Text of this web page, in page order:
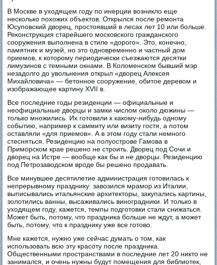
В Москве в уходящем году по инерции возникло еще
несколько похожих объектов. Открылся после ремонта
Юсуповский дворец, простоявший в лесах лет 10 или больше.
Реконструкция старейшего московского гражданского
сооружения выполнена в стиле «дорого». Это, конечно,
памятник и музей, но это одновременно и частный дом
приемов, к которому периодически съезжаются десятки
лимузинов с темными окнами. В Коломенском бывший мэр
незадолго до увольнения открыл «дворец Алексея
Михайловича» — бетонное сооружение, обитое деревом и
изображающее картину XVII в.
Все последние годы резиденции — официальные и
неофициальные дворцы и замки числом около дюжины —
только множились. Их готовили к какому-нибудь одному
событию, например к саммиту или визиту гостя, а потом
оставляли «для приемов». А в этом году стали немного
стесняться. Резиденцию на полуострове Гамова в
Приморском крае решено не строить. Дворец под Сочи и
дворец на Истре — вообще как бы и не дворцы. Резиденцию
под Петрозаводском вроде бы решено продавать.
Все минувшее десятилетие администрация готовилась к
непрерывному празднику: завозился мрамор из Италии,
выписывались итальянские архитекторы, закупались картины,
золотились ванны, высаживались виноградники. И только в
уходящем году, кажется, темпы подготовки стали снижаться.
Может быть, потому, что праздника больше не ждут, а может
быть, потому, что к празднику уже все готово.
Мне кажется, нужно уже сейчас думать о том, как
использовать всю эту красоту после праздника.
Общественными пространствами в последние лет 20 никто не
занимался, и очень нужны будут помещения для библиотек,